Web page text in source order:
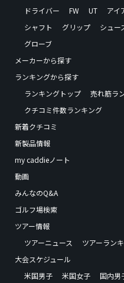
ドライバー
FW UT アイ
シャフト
グリップ シュー
グローブ
メーカーから探す
ランキングから探す
ランキングトップ
売れ筋ラ
クチコミ件数ランキング
新着クチコミ
新製品情報
my caddieノート
動画
みんなのQ&A
ゴルフ場検索
ツアー情報
ツアーニュース
ツアーラン
大会スケジュール
米国男子
米国女子 国内男